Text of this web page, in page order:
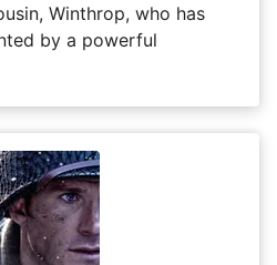
Winthrop, who has
by a powerful